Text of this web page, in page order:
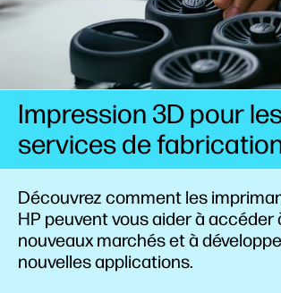
Impression 3D pour
services de
Découvrez comment les
HP peuvent vous aider à accéder
nouveaux marchés et à
nouvelles applications.